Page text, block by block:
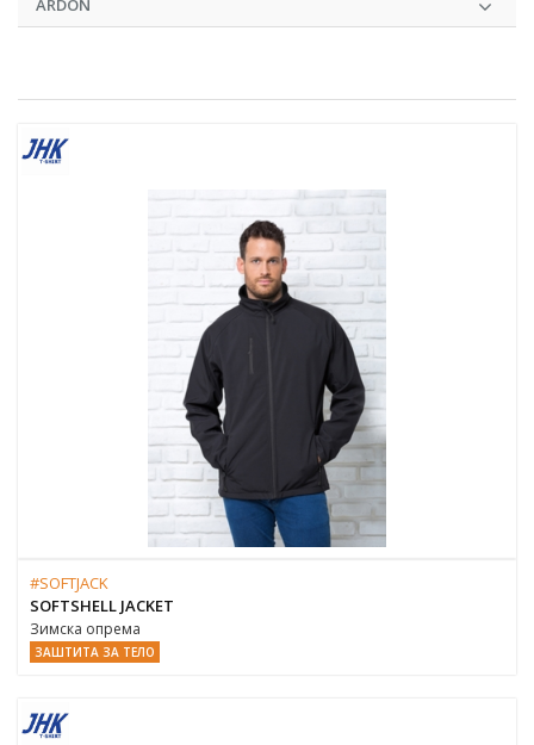
ARDON
#SOFTJACK
SOFTSHELL JACKET
Зимска опрема
ЗАШТИТА ЗА ТЕЛО